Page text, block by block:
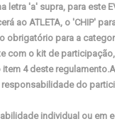
letra 'a' supra, para este
ao ATLETA, o 'CHIP'
obrigatório para a
com o kit de
4 deste
do
individual ou em